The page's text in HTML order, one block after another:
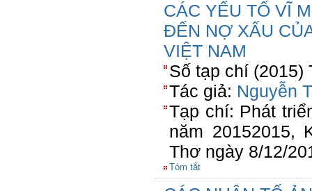
CÁC YẾU TỐ VĨ
ĐẾN NỢ XẤU
VIỆT NAM
Số tạp chí (2015)
Tác giả: Nguyễn
Tạp chí: Phát
năm 20152015,
Thơ ngày 8/12/
Tóm tắt